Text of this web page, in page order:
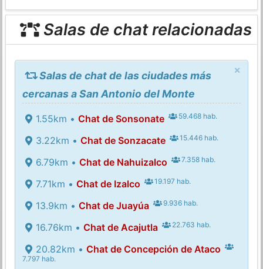
Salas de chat relacionadas
×
Salas de chat de las ciudades más
cercanas a San Antonio del Monte
1.55km • Chat de Sonsonate 59.468 hab.
3.22km • Chat de Sonzacate 15.446 hab.
6.79km • Chat de Nahuizalco 7.358 hab.
7.71km • Chat de Izalco 19.197 hab.
13.9km • Chat de Juayúa 9.936 hab.
16.76km • Chat de Acajutla 22.763 hab.
20.82km • Chat de Concepción de Ataco
7.797 hab.